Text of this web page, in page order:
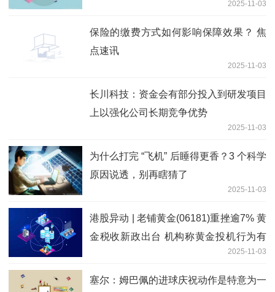
2025-11-03
保险的缴费方式如何影响保障效果？ 焦
点速讯
2025-11-03
长川科技：资金会有部分投入到研发项目
上以强化公司长期竞争优势
2025-11-03
为什么打完 “飞机” 后睡得更香？3 个科学
原因说透，别再瞎猜了
2025-11-03
港股异动 | 老铺黄金(06181)重挫逾7% 黄
金税收新政出台 机构称黄金投机行为有
2025-11-03
塞尔：姆巴佩的进球庆祝动作是特意为一